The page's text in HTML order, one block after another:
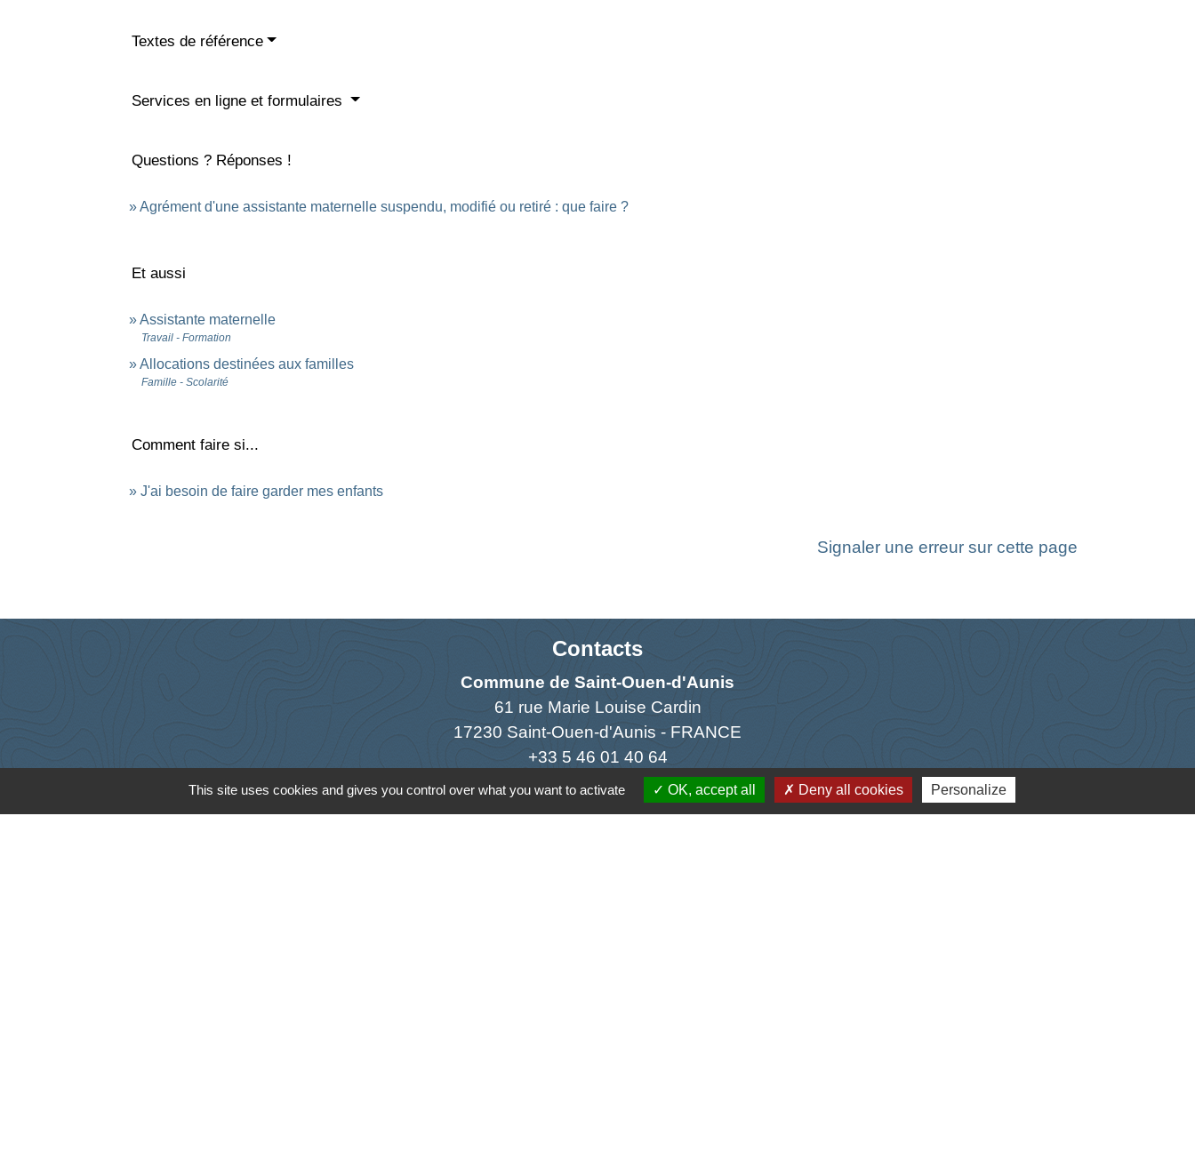
Textes de référence
Services en ligne et formulaires
Questions ? Réponses !
Agrément d'une assistante maternelle suspendu, modifié ou retiré : que faire ?
Et aussi
Assistante maternelle
Travail - Formation
Allocations destinées aux familles
Famille - Scolarité
Comment faire si...
J'ai besoin de faire garder mes enfants
Signaler une erreur sur cette page
Contacts
Commune de Saint-Ouen-d'Aunis
61 rue Marie Louise Cardin
17230 Saint-Ouen-d'Aunis - FRANCE
+33 5 46 01 40 64
Contact par formulaire
This site uses cookies and gives you control over what you want to activate OK, accept all Deny all cookies Personalize